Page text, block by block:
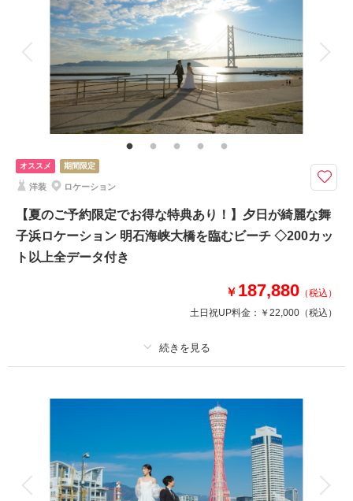
相談予約する
来店・オンライン
撮影日の空き
着付け ヘアメイク
アルバム データ 200 カット
衣装追加 会食 挙式
家族と撮影 家族用衣装レンタル ペットと撮影
その他含むもの
スタイルアップ、美肌補正付き
神戸から車で45分の場所にある淡路島でのお花畑撮影プランです。
春は菜の花やポピー、夏はひまわり、秋にはコスモスと季節ごとの主役のお
花と季節を彩る沢山のお花畑での撮影です。
このプランで撮影可能な撮影レポート
（兵庫）
オススメ 期間限定
洋装 ロケーション
【夏のご予約限定でお得な特典あり！】夕日が綺麗な舞
子浜ロケーション 明石海峡大橋を臨むビーチ ◇200カッ
ト以上全データ付き
￥ 187,880 （税込）
土日祝UP料金： ￥22,000 （税込）
小物一式
アルバム データ 200 カット 台紙付写真
衣装追加 会食 挙式